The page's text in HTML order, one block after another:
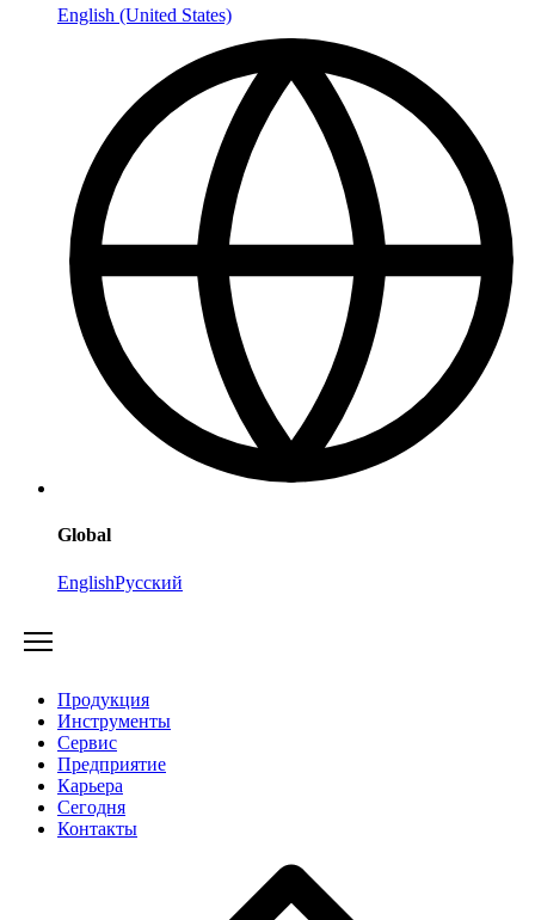
English (United States)
Global
EnglishРусский
Продукция
Инструменты
Сервис
Предприятие
Карьера
Cегодня
Контакты